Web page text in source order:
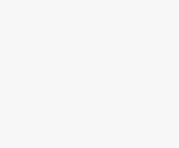
не удается пройти авторизацию в Qsync-
из командной строки?
на сетевом накопителе Qnap?
ошибка -966?
Qnap?
выбрать SmartURL, что это такое?